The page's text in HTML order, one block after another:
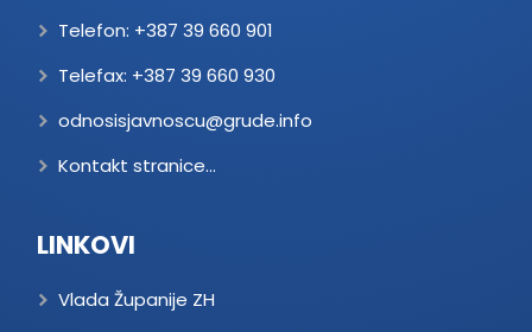
Telefon: +387 39 660 901
Telefax: +387 39 660 930
odnosisjavnoscu@grude.info
Kontakt stranice...
LINKOVI
Vlada Županije ZH